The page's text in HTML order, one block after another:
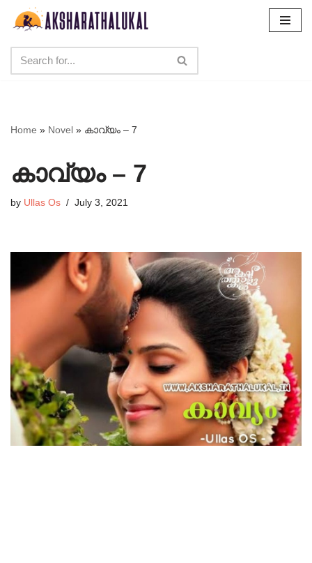
content
Home » Novel » കാവ്യം – 7
കാവ്യം – 7
by Ullas Os July 3, 2021